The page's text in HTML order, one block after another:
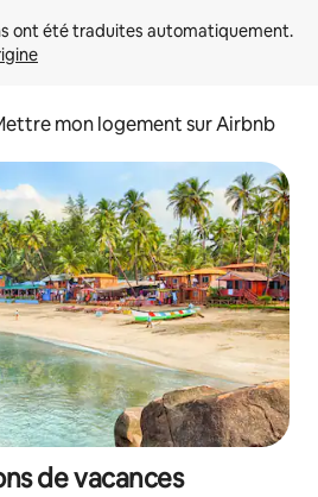
mon logement sur Airbnb
de vacances